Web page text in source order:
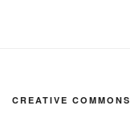
CREATIVE COMMONS